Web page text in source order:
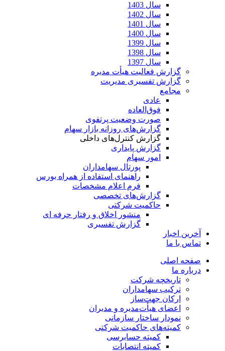
سال 1403
سال 1402
سال 1401
سال 1400
سال 1399
سال 1398
سال 1397
گزارش فعالیت هیأت مدیره
گزارش تفسیری مدیریت
مجامع
عادی
فوق‌العاده
صورت وضعیت پرتفوی
گزارش‌های روزانه بازار سهام
گزارش کنترل‌های داخلی
گزارش پایداری
امور سهام
پورتال سهامداران
راهنمای استفاده از همراه بورس
فرم اعلام مشخصات
گزارش‌های تخصصی
حاکمیت شرکتی
منشور اخلاق و رفتار حرفه­ ای
گزارش تفسیری
آخرین اخبار
تماس با ما
صفحه اصلی
درباره ما
تاریخچه شرکت
ترکیب سهامداران
ارکان جهت‌ساز
اعضای هیأت‌مدیره و مدیران
نمودار ساختار سازمانی
کمیته‌های حاکمیت شرکتی
کمیته حسابرسی
کمیته انتصابات